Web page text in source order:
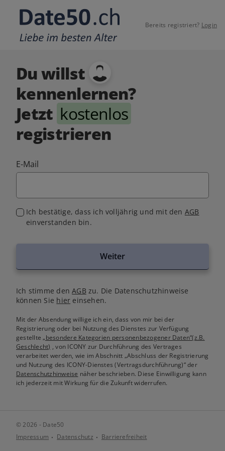
Bereits registriert? Login
Du willst
kennenlernen?
Jetzt kostenlos
registrieren
E-Mail
Ich bestätige, dass ich volljährig und mit den AGB
einverstanden bin.
Weiter
Ich stimme denAGB zu. Die Datenschutzhinweise
können Sie hier einsehen.
Mit der Absendung willige ich ein, dass von mir bei der
Registrierung oder bei Nutzung des Dienstes zur Verfügung
gestellte„besondere Kategorien personenbezogener Daten“(z.B.
Geschlecht) , von ICONY zur Durchführung des Vertrages
verarbeitet werden, wie im Abschnitt „Abschluss der Registrierung
und Nutzung des ICONY-Dienstes (Vertragsdurchführung)“ der
Datenschutzhinweise näher beschrieben. Diese Einwilligung kann
ich jederzeit mit Wirkung für die Zukunft widerrufen.
© 2026 - Date50
Impressum
Datenschutz Barrierefreiheit